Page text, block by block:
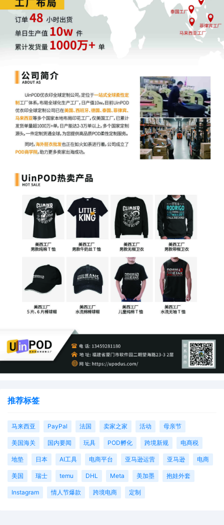
推荐标签
马来西亚 PayPal 法国 卖家之家 活动 母亲节
美国海关 国内要闻 玩具 POD孵化 跨境新规 电商税
地垫 日本 AI工具 电商平台 亚马逊运营 亚马逊 电商
美国 瑞士 temu DHL Meta 美加墨 抱娃外套
Instagram 情人节爆款 跨境电商 定制